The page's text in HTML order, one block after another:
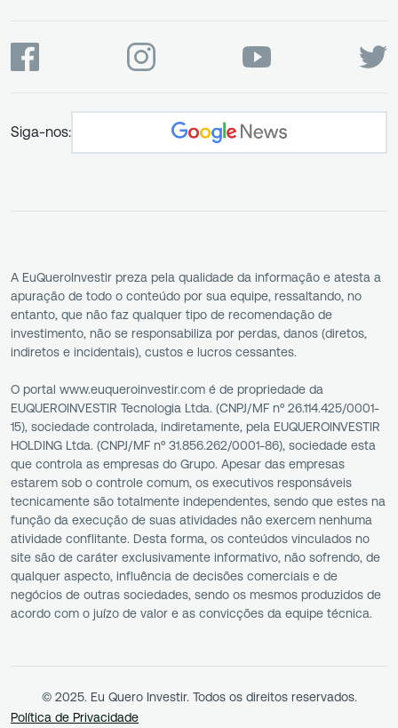
Siga-nos:
A EuQueroInvestir preza pela qualidade da informação e atesta a
apuração de todo o conteúdo por sua equipe, ressaltando, no
entanto, que não faz qualquer tipo de recomendação de
investimento, não se responsabiliza por perdas, danos (diretos,
indiretos e incidentais), custos e lucros cessantes.
O portal www.euqueroinvestir.com é de propriedade da
EUQUEROINVESTIR Tecnologia Ltda. (CNPJ/MF nº 26.114.425/0001-
15), sociedade controlada, indiretamente, pela EUQUEROINVESTIR
HOLDING Ltda. (CNPJ/MF nº 31.856.262/0001-86), sociedade esta
que controla as empresas do Grupo. Apesar das empresas
estarem sob o controle comum, os executivos responsáveis
tecnicamente são totalmente independentes, sendo que estes na
função da execução de suas atividades não exercem nenhuma
atividade conflitante. Desta forma, os conteúdos vinculados no
site são de caráter exclusivamente informativo, não sofrendo, de
qualquer aspecto, influência de decisões comerciais e de
negócios de outras sociedades, sendo os mesmos produzidos de
acordo com o juízo de valor e as convicções da equipe técnica.
© 2025. Eu Quero Investir. Todos os direitos reservados.
Política de Privacidade